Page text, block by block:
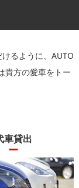
るように、 AUTO
貴方の愛車をトー
車貸出